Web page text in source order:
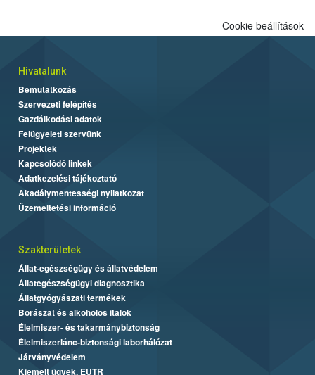
Cookie beállítások
Hivatalunk
Bemutatkozás
Szervezeti felépítés
Gazdálkodási adatok
Felügyeleti szervünk
Projektek
Kapcsolódó linkek
Adatkezelési tájékoztató
Akadálymentességi nyilatkozat
Üzemeltetési információ
Szakterületek
Állat-egészségügy és állatvédelem
Állategészségügyi diagnosztika
Állatgyógyászati termékek
Borászat és alkoholos italok
Élelmiszer- és takarmánybiztonság
Élelmiszerlánc-biztonsági laborhálózat
Járványvédelem
Kiemelt ügyek, EUTR